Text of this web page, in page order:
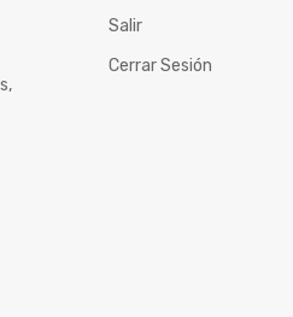
Salir
Cerrar Sesión